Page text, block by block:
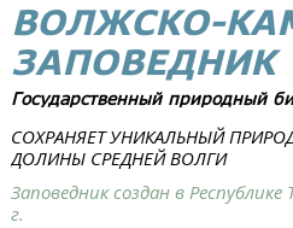
ВОЛЖСКО-
ЗАПОВЕДНИК
Государственный природный
СОХРАНЯЕТ УНИКАЛЬНЫЙ
ДОЛИНЫ СРЕДНЕЙ ВОЛГИ
Заповедник создан в
г.